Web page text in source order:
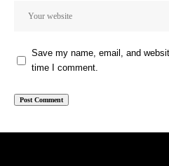
Save my name, email, and
time I comment.